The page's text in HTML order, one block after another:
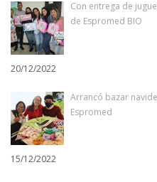
Con entrega de
de Espromed BIO
20/12/2022
Arrancó bazar
Espromed
15/12/2022